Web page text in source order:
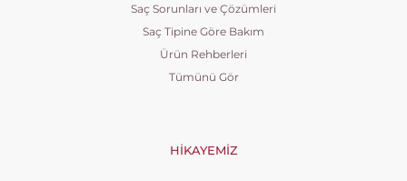
Saç Sorunları ve Çözümleri
Saç Tipine Göre Bakım
Ürün Rehberleri
Tümünü Gör
HIKAYEMIZ